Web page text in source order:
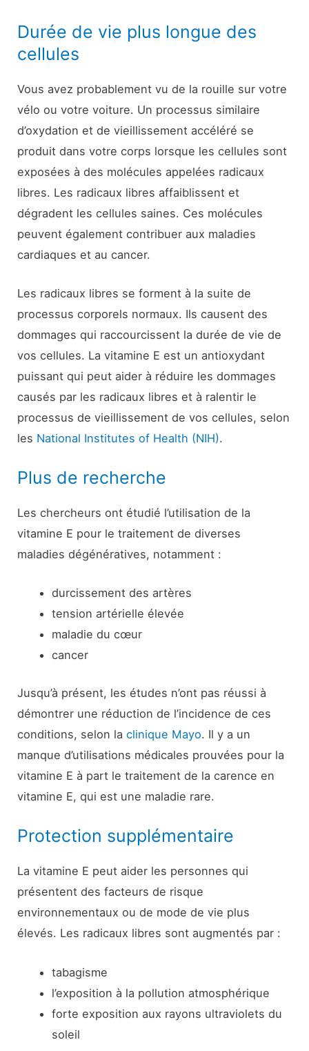
Durée de vie plus longue des
cellules
Vous avez probablement vu de la rouille sur votre
vélo ou votre voiture. Un processus similaire
d’oxydation et de vieillissement accéléré se
produit dans votre corps lorsque les cellules sont
exposées à des molécules appelées radicaux
libres. Les radicaux libres affaiblissent et
dégradent les cellules saines. Ces molécules
peuvent également contribuer aux maladies
cardiaques et au cancer.
Les radicaux libres se forment à la suite de
processus corporels normaux. Ils causent des
dommages qui raccourcissent la durée de vie de
vos cellules. La vitamine E est un antioxydant
puissant qui peut aider à réduire les dommages
causés par les radicaux libres et à ralentir le
processus de vieillissement de vos cellules, selon
les National Institutes of Health (NIH).
Plus de recherche
Les chercheurs ont étudié l’utilisation de la
vitamine E pour le traitement de diverses
maladies dégénératives, notamment :
durcissement des artères
tension artérielle élevée
maladie du cœur
cancer
Jusqu’à présent, les études n’ont pas réussi à
démontrer une réduction de l’incidence de ces
conditions, selon laclinique Mayo. Il y a un
manque d’utilisations médicales prouvées pour la
vitamine E à part le traitement de la carence en
vitamine E, qui est une maladie rare.
Protection supplémentaire
La vitamine E peut aider les personnes qui
présentent des facteurs de risque
environnementaux ou de mode de vie plus
élevés. Les radicaux libres sont augmentés par :
tabagisme
l’exposition à la pollution atmosphérique
forte exposition aux rayons ultraviolets du
soleil